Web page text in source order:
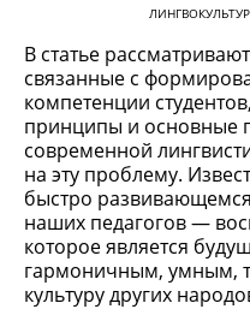
В статье
связанные с
компетенции
принципы и основные
современной
на эту проблему.
быстро
наших педагогов —
которое является
гармоничным, умным,
культуру других